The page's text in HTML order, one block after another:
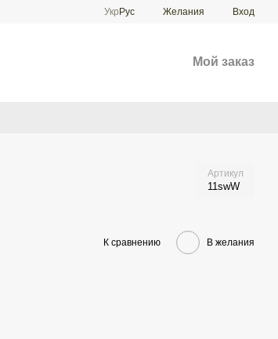
Укр Рус Желания Вход
Мой заказ
Артикул
11swW
К сравнению В желания